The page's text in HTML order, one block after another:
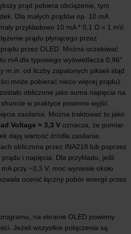
prąd pobiera obciążenie, tym
Dla małych prądów np. 10 mA
przykładowo 10 mA * 0,1 Ω = 1 mV.
prądu płynącego przez
przez OLED. Można oczekiwać
mA dla typowego wyświetlacza 0,96″
m.in. od liczby zapalonych pikseli stąd
może pobierać nieco więcej prądu).
obliczone jako suma napięcia na
w praktyce powinno wyjść
zasilania. Można traktować to jako
Voltage ≈ 3,3 V oznacza, że pomiar
dają wartość źródła zasilania.
obliczona przez INA219 lub poprzez
i napięcia. Dla przykładu, jeśli
przy ~3,3 V, moc wyniesie około
ocenić łączny pobór energii przez
na ekranie OLED powinny
Jeżeli wszystkie połączenia są